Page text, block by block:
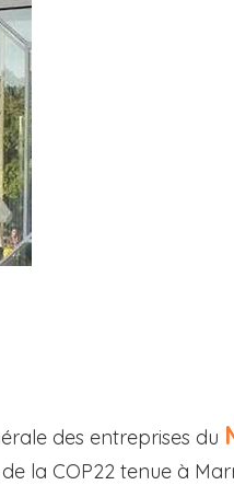
des entreprises du
la COP22 tenue à